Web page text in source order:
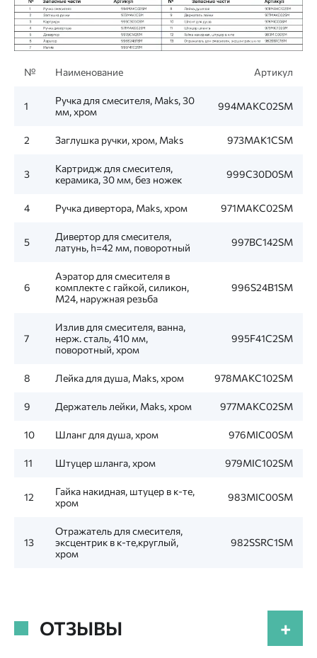
№ Наименование Артикул
1
Ручка для смесителя, Maks, 30
мм, хром
994MAKC02SM
2 Заглушка ручки, хром, Maks 973MAK1CSM
3
Картридж для смесителя,
керамика, 30 мм, без ножек
999C30D0SM
4 Ручка дивертора, Maks, хром 971MAKC02SM
5
Дивертор для смесителя,
латунь, h=42 мм, поворотный
997BC142SM
6
Аэратор для смесителя в
комплекте с гайкой, силикон,
M24, наружная резьба
996S24B1SM
7
Излив для смесителя, ванна,
нерж. сталь, 410 мм,
поворотный, хром
995F41C2SM
8 Лейка для душа, Maks, хром 978MAKC102SM
9 Держатель лейки, Maks, хром 977MAKC02SM
10 Шланг для душа, хром 976MIC00SM
11 Штуцер шланга, хром 979MIC102SM
12
Гайка накидная, штуцер в к-те,
хром
983MIC00SM
13
Отражатель для смесителя,
эксцентрик в к-те,круглый,
хром
982SSRC1SM
ОТЗЫВЫ +